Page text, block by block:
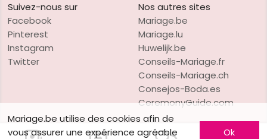
Suivez-nous sur
Facebook
Pinterest
Instagram
Twitter
Nos autres sites
Mariage.be
Mariage.lu
Huwelijk.be
Conseils-Mariage.fr
Conseils-Mariage.ch
Consejos-Boda.es
CeremonyGuide.com
Mariage.be utilise des cookies afin de
vous assurer une expérience agréable
Ok